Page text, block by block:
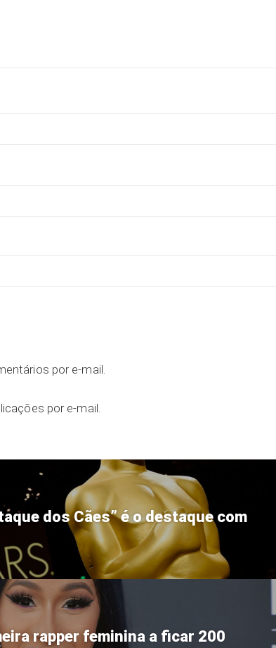
por e-mail.
por e-mail.
dos Cães” é o destaque com
rapper feminina a ficar 200